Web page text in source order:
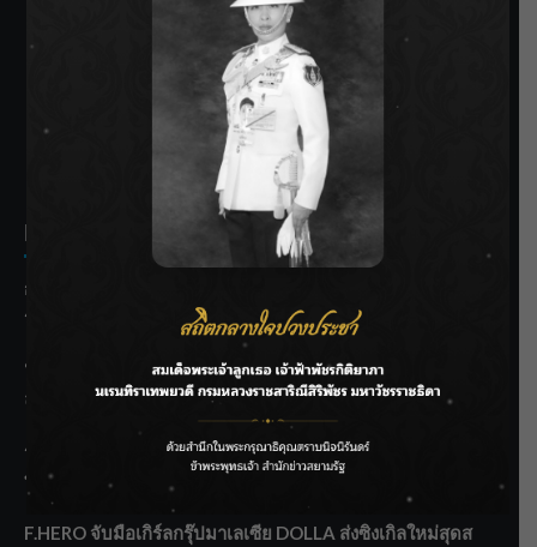
SIAMRATH VARIETY
THE BEST ENTERTAINMENT
Recent Posts
กรมชลฯ รับฟังประชาชน ติดตามแก้ปัญหาโครงการประตู
ระบายน้ำศรีสองรักฯ
‘แมน การิน’ แชร์ความเชื่อชวนคิด! “อยากกินอะไรหลังจาก
ลาโลกนี้ ให้ใส่บาตรสิ่งนั้นไว้ตอนยังมีชีวิต”
ราชเลขานุการในพระองค์ฯ ติดตามโครงการหุบกะพง–ห้วย
ทรายใต้ เสริมความมั่นคงน้ำเพชรบุรี
F.HERO จับมือเกิร์ลกรุ๊ปมาเลเซีย DOLLA ส่งซิงเกิลใหม่สุดส